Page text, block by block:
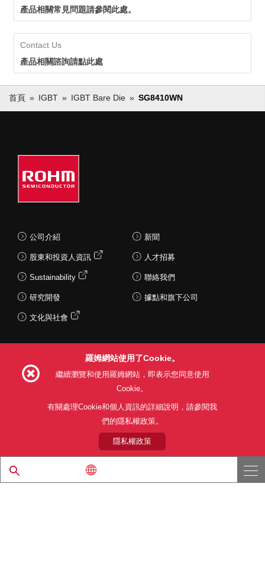
產品相關常見問題請參閱此處。
Contact Us
產品相關諮詢請點此處
首頁 IGBT IGBT Bare Die SG8410WN
公司介紹
股東和投資人資訊
Sustainability
研究開發
文化與社會
新聞
人才招募
聯絡我們
據點和旗下公司
利用目的 隱私權政策
關於本公司產品銷售之標準條款(PDF)
© 1997 - 2026 ROHM CO., LTD. ALL RIGHTS RESERVED.
羅姆網站使用了Cookie。
繼續瀏覽和使用羅姆網站，即表示您同意使用
Cookie。
有關處理Cookie和個人資訊的詳細說明，請參閱我
們的隱私權政策。
隱私權政策